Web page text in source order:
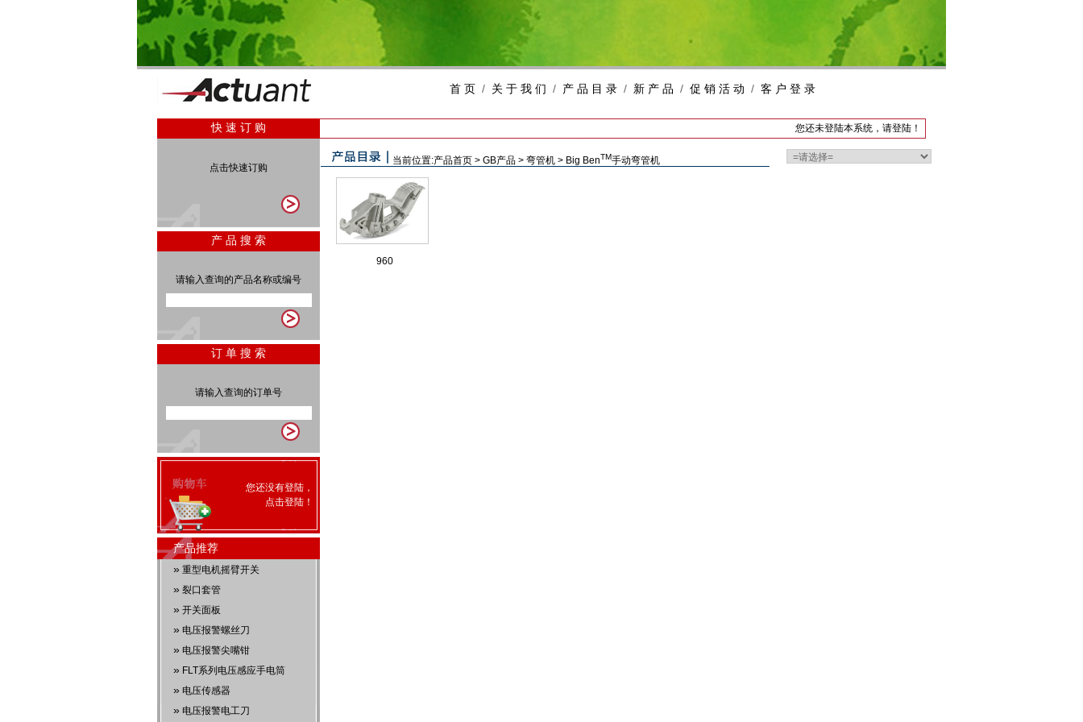
首 页 / 关 于 我 们 / 产 品 目 录 / 新 产 品 / 促 销 活 动 / 客 户 登 录
快 速 订 购
点击快速订购
产 品 搜 索
请输入查询的产品名称或编号
订 单 搜 索
请输入查询的订单号
您还没有登陆，
点击登陆 ！
产品推荐
» 重型电机摇臂开关
» 裂口套管
» 开关面板
» 电压报警螺丝刀
» 电压报警尖嘴钳
» FLT系列电压感应手电筒
» 电压传感器
» 电压报警电工刀
您还未登陆本系统， 请登陆 ！
当前位置:产品首页 > GB产品 > 弯管机 > Big BenTM手动弯管机
960